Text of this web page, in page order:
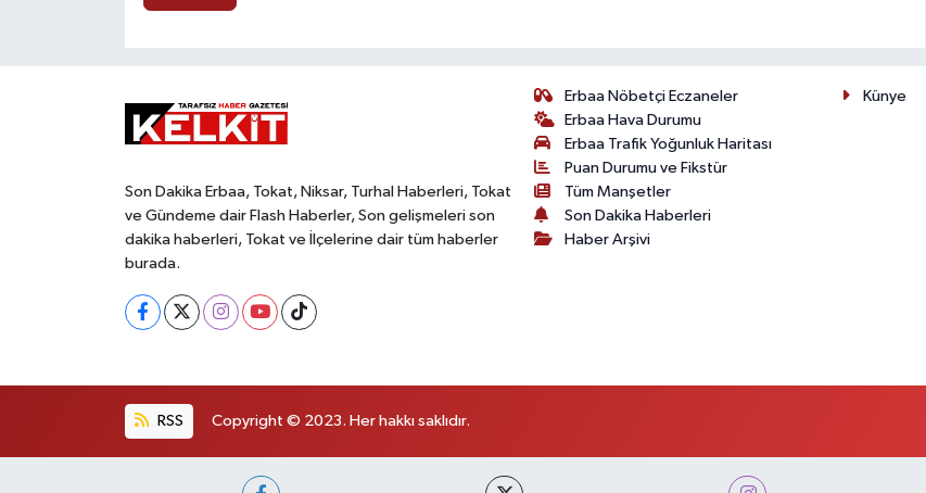
Son Dakika Erbaa, Tokat, Niksar, Turhal Haberleri, Tokat
ve Gündeme dair Flash Haberler, Son gelişmeleri son
dakika haberleri, Tokat ve İlçelerine dair tüm haberler
burada.
Erbaa Nöbetçi Eczaneler
Erbaa Hava Durumu
Erbaa Trafik Yoğunluk Haritası
Puan Durumu ve Fikstür
Tüm Manşetler
Son Dakika Haberleri
Haber Arşivi
Künye
RSS Copyright © 2023. Her hakkı saklıdır.